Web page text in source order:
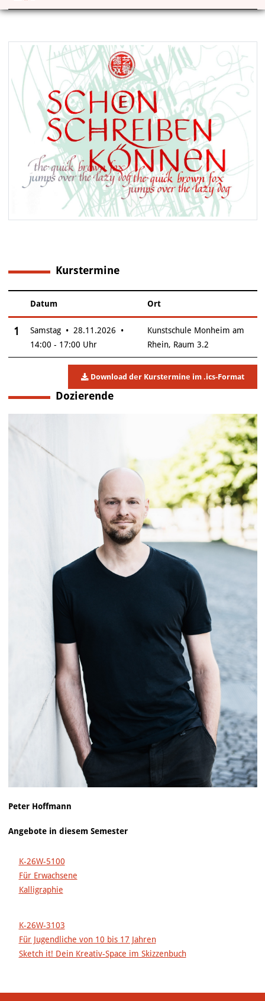
Kurstermine
Insgesamt gibt es 1 Termine zum diesen Kurs
–
Datum Ort
1
Samstag • 28.11.2026 •
14:00 - 17:00 Uhr
Kunstschule Monheim am
Rhein, Raum 3.2
Download der Kurstermine im .ics-Format
Dozierende
Peter Hoffmann
Angebote in diesem Semester
K-26W-5100
Für Erwachsene
Kalligraphie
K-26W-3103
Für Jugendliche von 10 bis 17 Jahren
Sketch it! Dein Kreativ-Space im Skizzenbuch